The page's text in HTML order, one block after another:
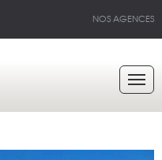
NOS AGENCES